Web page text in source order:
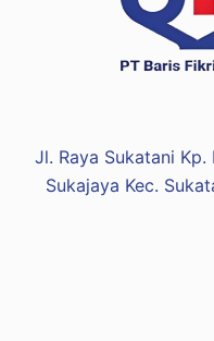
Jl. Raya Sukatani Kp.
Sukajaya Kec.